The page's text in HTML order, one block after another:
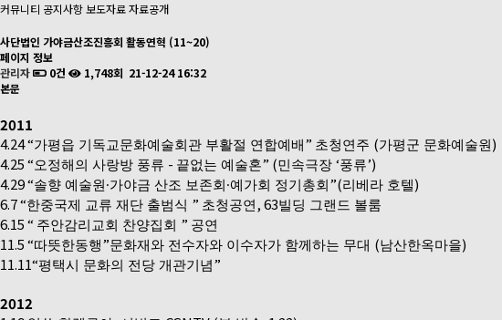
커뮤니티 공지사항보도자료자료공개
사단법인 가야금산조진흥회 활동연혁 (11~20)
페이지 정보
관리자
0건 1,748회 21-12-24 16:32
본문
2011
4.24 “가평읍 기독교문화예술회관 부활절 연합예배 ” 초청연주 (가평군 문화예술원 )
4.25 “오정해의 사랑방 풍류 - 끝없는 예술혼” (민속극장 ‘풍류’)
4.29 “솔향 예술원 ∙가야금 산조 보존회 ∙예가회 정기총회 ”(리베라 호텔)
6.7 “한중국제 교류 재단 출범식 ” 초청공연 , 63빌딩 그랜드 볼룸
6.15 “ 주안감리교회 찬양집회 ” 공연
11.5 “따뜻한동행”문화재와 전수자와 이수자가 함께하는 무대 (남산한옥마을)
11.11“평택시 문화의 전당 개관기념”
2012